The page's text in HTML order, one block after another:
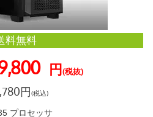
料無料
円(税抜)
円(税込)
プロセッサ